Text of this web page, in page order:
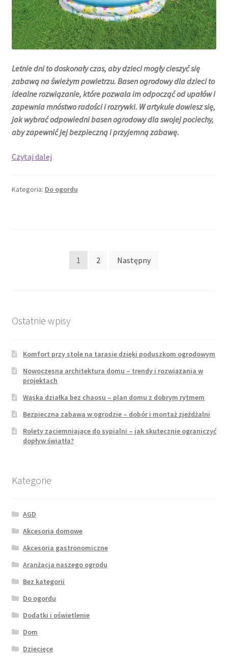
Letnie dni to doskonały czas, aby dzieci mogły cieszyć się
zabawą na świeżym powietrzu. Basen ogrodowy dla dzieci to
idealne rozwiązanie, które pozwala im odpocząć od upałów i
zapewnia mnóstwo radości i rozrywki. W artykule dowiesz się,
jak wybrać odpowiedni basen ogrodowy dla swojej pociechy,
aby zapewnić jej bezpieczną i przyjemną zabawę.
Czytaj dalejJak
basen
Kategoria: Do ogordu
Stronicowanie
1 2 Następny
Ostatnie wpisy
Komfort przy stole na tarasie dzięki poduszkom ogrodowym
Nowoczesna architektura domu – trendy i rozwiązania w
projektach
Wąska działka bez chaosu – plan domu z dobrym rytmem
Bezpieczna zabawa w ogrodzie – dobór i montaż zjeżdżalni
Rolety zaciemniające do sypialni – jak skutecznie ograniczyć
dopływ światła?
Kategorie
AGD
Akcesoria domowe
Akcesoria gastronomiczne
Aranżacja naszego ogrodu
Bez kategorii
Do ogordu
Dodatki i oświetlenie
Dom
Dziecięce